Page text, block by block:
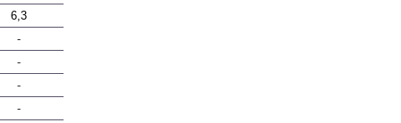
6,3
-
-
-
-